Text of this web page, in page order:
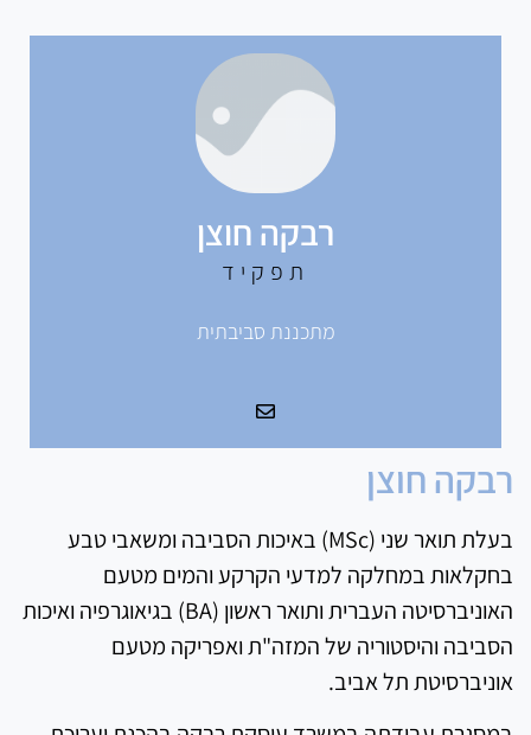
רבקה חוצן
תפקיד
מתכננת סביבתית
רבקה חוצן
בעלת תואר שני (MSc) באיכות הסביבה ומשאבי טבע
בחקלאות במחלקה למדעי הקרקע והמים מטעם
האוניברסיטה העברית ותואר ראשון (BA) בגיאוגרפיה ואיכות
הסביבה והיסטוריה של המזה"ת ואפריקה מטעם
אוניברסיטת תל אביב.